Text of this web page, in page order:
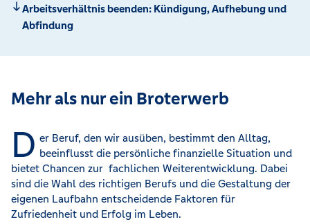
Arbeitsverhältnis beenden: Kündigung, Aufhebung und
Abfindung
Mehr als nur ein Broterwerb
D er Beruf, den wir ausüben, bestimmt den Alltag,
beeinflusst die persönliche finanzielle Situation und
bietet Chancen zur fachlichen Weiterentwicklung. Dabei
sind die Wahl des richtigen Berufs und die Gestaltung der
eigenen Laufbahn entscheidende Faktoren für
Zufriedenheit und Erfolg im Leben.